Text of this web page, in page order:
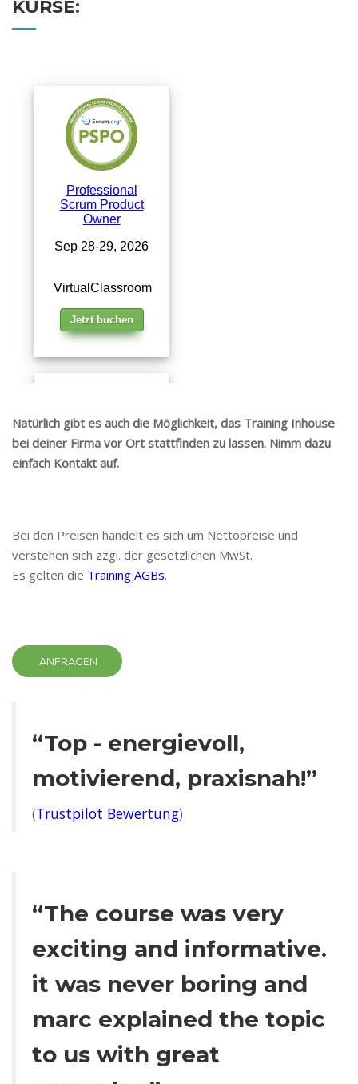
KURSE:
Natürlich gibt es auch die Möglichkeit, das Training Inhouse
bei deiner Firma vor Ort stattfinden zu lassen. Nimm dazu
einfach Kontakt auf.
Bei den Preisen handelt es sich um Nettopreise und
verstehen sich zzgl. der gesetzlichen MwSt.
Es gelten die Training AGBs.
ANFRAGEN
“Top - energievoll,
motivierend, praxisnah!”
(Trustpilot Bewertung)
“The course was very
exciting and informative.
it was never boring and
marc explained the topic
to us with great